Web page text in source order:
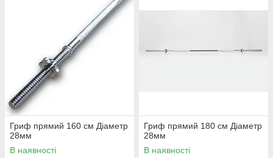
Гриф прямий 160 см Діаметр
28мм
В наявності
Гриф прямий 180 см Діаметр
28мм
В наявності